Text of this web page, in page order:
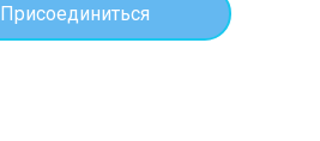
Присоединиться